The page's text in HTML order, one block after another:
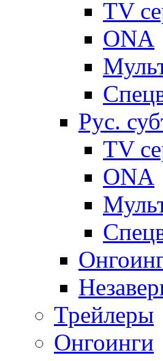
TV
ONA
Рус.
TV
ONA
Трейлеры
Онгоинги